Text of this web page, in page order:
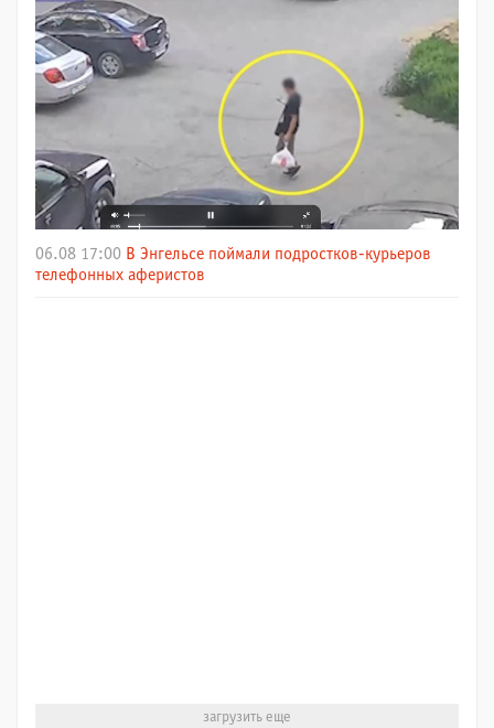
06.08 17:00 В Энгельсе поймали подростков-курьеров
телефонных аферистов
загрузить еще